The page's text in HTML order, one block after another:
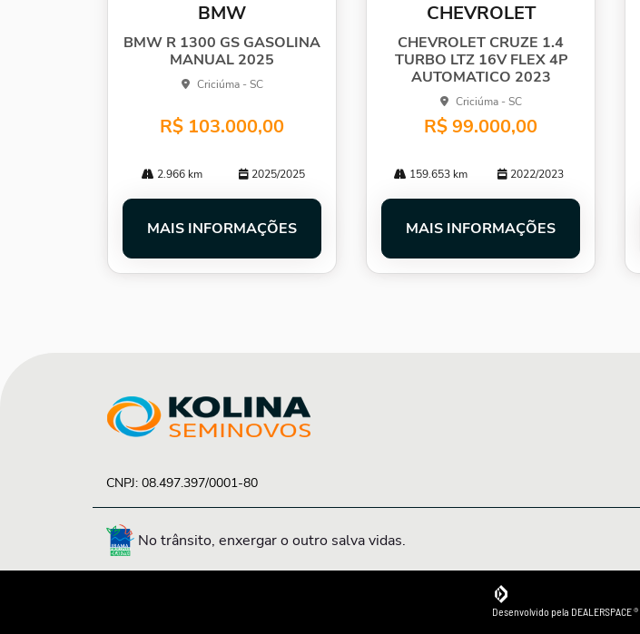
BMW
BMW R 1300 GS GASOLINA
MANUAL 2025
Criciúma - SC
R$ 103.000,00
2.966 km 2025/2025
MAIS INFORMAÇÕES
CHEVROLET
CHEVROLET CRUZE 1.4
TURBO LTZ 16V FLEX 4P
AUTOMATICO 2023
Criciúma - SC
R$ 99.000,00
159.653 km 2022/2023
MAIS INFORMAÇÕES
CNPJ: 08.497.397/0001-80
No trânsito, enxergar o outro salva vidas.
Desenvolvido pela DEALERSPACE